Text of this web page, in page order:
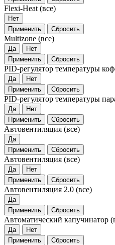
Flexi-Heat (все)
Нет
Применить
Сбросить
Multizone (все)
Да
Нет
Применить
Сбросить
PID-регулятор температуры
Да
Нет
Применить
Сбросить
PID-регулятор температуры
Да
Нет
Применить
Сбросить
Автовентиляция (все)
Да
Применить
Сбросить
Автовентиляция (все)
Да
Нет
Применить
Сбросить
Автовентиляция 2.0 (все)
Да
Применить
Сбросить
Автоматический капучинатор
Да
Нет
Применить
Сбросить